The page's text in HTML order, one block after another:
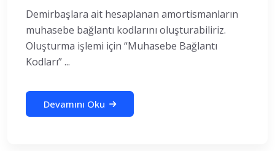
Demirbaşlara ait hesaplanan amortismanların
muhasebe bağlantı kodlarını oluşturabiliriz.
Oluşturma işlemi için “Muhasebe Bağlantı
Kodları” ...
Devamını Oku